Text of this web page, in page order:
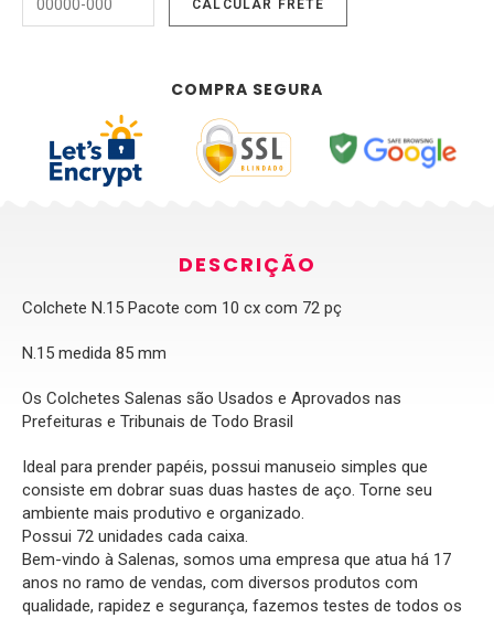
COMPRA SEGURA
DESCRIÇÃO
Colchete N.15 Pacote com 10 cx com 72 pç
N.15 medida 85 mm
Os Colchetes Salenas são Usados e Aprovados nas
Prefeituras e Tribunais de Todo Brasil
Ideal para prender papéis, possui manuseio simples que
consiste em dobrar suas duas hastes de aço. Torne seu
ambiente mais produtivo e organizado.
Possui 72 unidades cada caixa.
Bem-vindo à Salenas, somos uma empresa que atua há 17
anos no ramo de vendas, com diversos produtos com
qualidade, rapidez e segurança, fazemos testes de todos os